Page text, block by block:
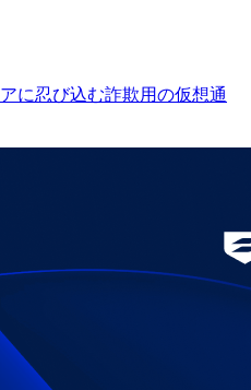
に忍び込む詐欺用の仮想通